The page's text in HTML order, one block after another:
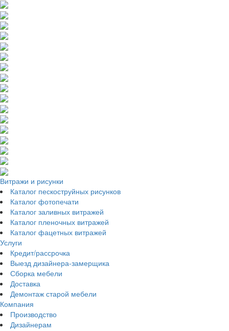
Витражи и рисунки
Каталог пескоструйных рисунков
Каталог фотопечати
Каталог заливных витражей
Каталог пленочных витражей
Каталог фацетных витражей
Услуги
Кредит/рассрочка
Выезд дизайнера-замерщика
Сборка мебели
Доставка
Демонтаж старой мебели
Компания
Производство
Дизайнерам